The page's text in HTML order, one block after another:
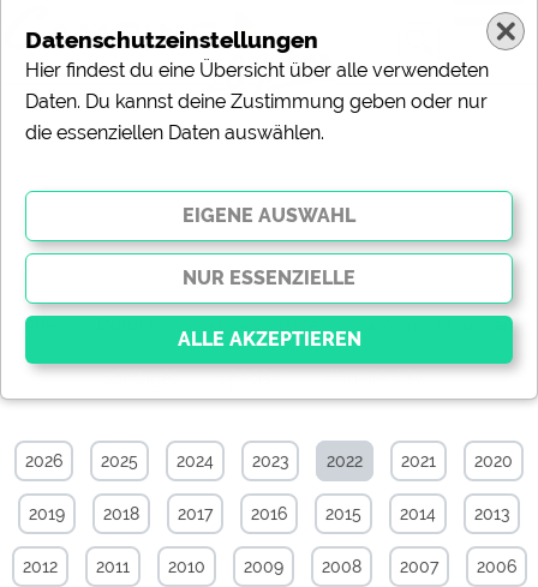
2022
Alle Camping & Caravan
Sonstiges Specials Aktuelle News
2026 2025 2024 2023 2022 2021 2020
2019 2018 2017 2016 2015 2014 2013
2012 2011 2010 2009 2008 2007 2006
Datenschutzeinstellungen
Hier findest du eine Übersicht über alle verwendeten
Daten. Du kannst deine Zustimmung geben oder nur
die essenziellen Daten auswählen.
Essenzielle Cookies ermöglichen grundlegende
Funktionen und sind für die einwandfreie Funktion der
Website dringend erforderlich. Ohne diese Cookies
werden Teile der Websitenicht funktionieren.